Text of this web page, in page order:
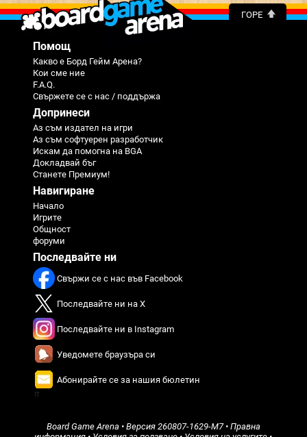
ГОРЕ
Помощ
Какво е Борд Гейм Арена?
Кои сме ние
F.A.Q.
Свържете се с нас / поддържа
Допринеси
Аз съм издател на игри
Аз съм софтуерен разработчик
Искам да помогна на BGA
Докладвай бъг
Станете Премиум!
Навигиране
Начало
Игрите
Общност
форуми
Последвайте ни
Свържи се с нас във Facebook
Последвайте ни на X
Последвайте ни в Instagram
Уведомете браузъра си
Абонирайте се за нашия бюлетин
Board Game Arena • Версия 260807-1629-M7• Правна
π